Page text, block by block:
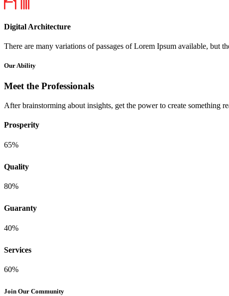
Digital Architecture
There are many variations of passages of Lorem Ipsum available, but
Our Ability
Meet the Professionals
After brainstorming about insights, get the power to create something
Prosperity
65%
Quality
80%
Guaranty
40%
Services
60%
Join Our Community